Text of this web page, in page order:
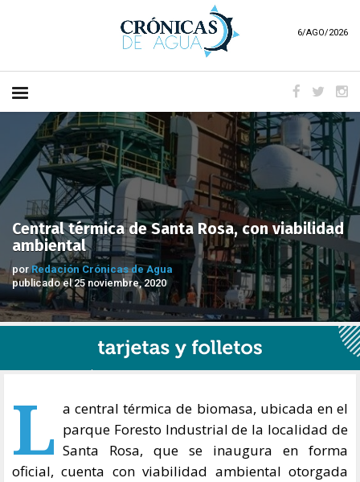
6/AGO/2026
Central térmica de Santa Rosa, con viabilidad
ambiental
porRedación Crónicas de Agua
publicado el 25 noviembre, 2020
L a central térmica de biomasa, ubicada en el
parque Foresto Industrial de la localidad de
Santa Rosa, que se inaugura en forma
oficial, cuenta con viabilidad ambiental otorgada